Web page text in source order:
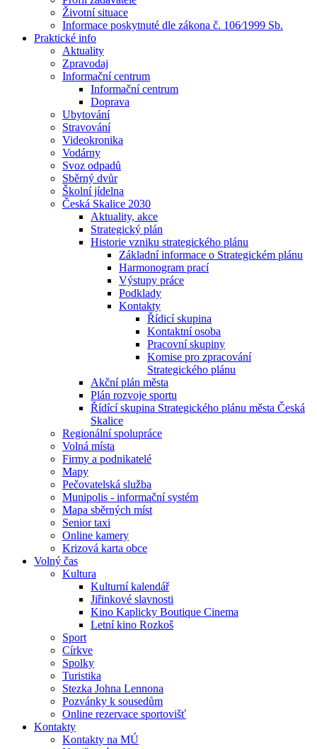
Životní situace
Informace poskytnuté dle zákona č. 106⁄1999 Sb.
Praktické info
Aktuality
Zpravodaj
Informační centrum
Informační centrum
Doprava
Ubytování
Stravování
Videokronika
Vodárny
Svoz odpadů
Sběrný dvůr
Školní jídelna
Česká Skalice 2030
Aktuality, akce
Strategický plán
Historie vzniku strategického plánu
Základní informace o Strategickém plánu
Harmonogram prací
Výstupy práce
Podklady
Kontakty
Řídicí skupina
Kontaktní osoba
Pracovní skupiny
Komise pro zpracování
Strategického plánu
Akční plán města
Plán rozvoje sportu
Řídící skupina Strategického plánu města Česká
Skalice
Regionální spolupráce
Volná místa
Firmy a podnikatelé
Mapy
Pečovatelská služba
Munipolis - informační systém
Mapa sběrných míst
Senior taxi
Online kamery
Krizová karta obce
Volný čas
Kultura
Kulturní kalendář
Jiřinkové slavnosti
Kino Kaplicky Boutique Cinema
Letní kino Rozkoš
Sport
Církve
Spolky
Turistika
Stezka Johna Lennona
Pozvánky k sousedům
Online rezervace sportovišť
Kontakty
Kontakty na MÚ